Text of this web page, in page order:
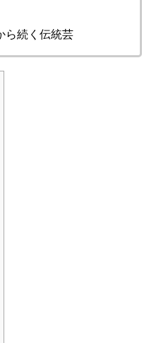
ら続く伝統芸